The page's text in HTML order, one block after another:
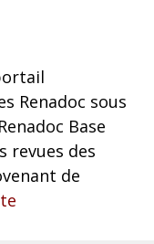
Renadoc sous
Base
revues des
de